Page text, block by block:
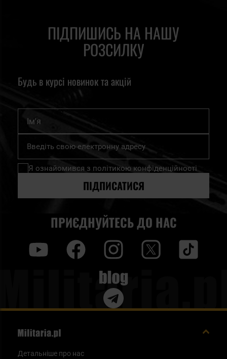
ПІДПИШИСЬ НА НАШУ
РОЗСИЛКУ
Будь в курсі новинок та акцій
Підпишіться
нашу
розсилку
Я ознайомився з політикою конфіденційності
ПІДПИСАТИСЯ
ПРИЄДНУЙТЕСЬ ДО НАС
Blog
Детальніше про нас